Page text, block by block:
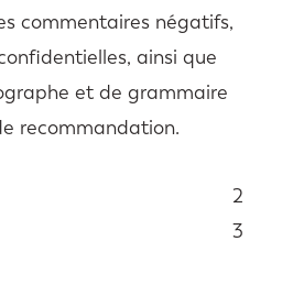
commentaires négatifs,
ainsi que
et de grammaire
recommandation.
2
3